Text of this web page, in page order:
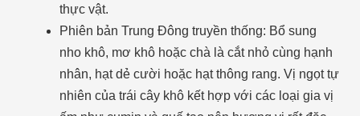
thực vật.
Phiên bản Trung Đông truyền thống: Bổ sung
nho khô, mơ khô hoặc chà là cắt nhỏ cùng hạnh
nhân, hạt dẻ cười hoặc hạt thông rang. Vị ngọt tự
nhiên của trái cây khô kết hợp với các loại gia vị